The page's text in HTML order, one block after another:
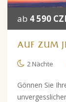
ab 4 590
AUF ZUM
2 Nächte
Gönnen Sie